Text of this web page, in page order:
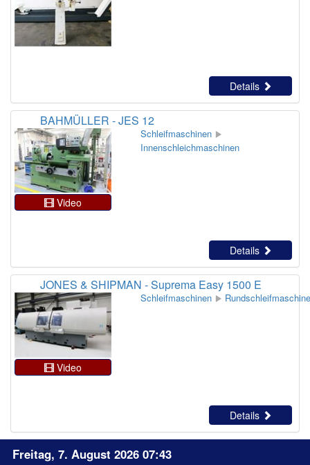
Details
Video
BAHMÜLLER - JES 12
Schleifmaschinen
Innenschleichmaschinen
Details
Video
JONES & SHIPMAN - Suprema Easy 1500 E
Schleifmaschinen
Details
Freitag, 7. August 2026 07:43